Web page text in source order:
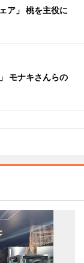
ア」 桃を主役に
モナキさんらの